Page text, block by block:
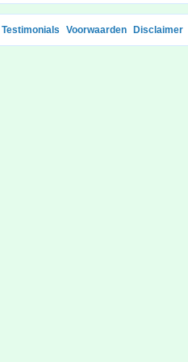
Testimonials Voorwaarden Disclaimer